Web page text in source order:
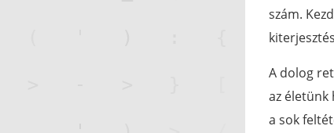
szám.
A dolog
az életünk
a sok